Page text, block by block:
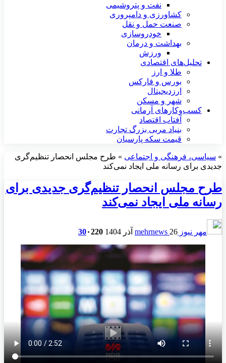
نفت و پتروشیمی
کشاورزی و دامپروری
صنعت حمل و نقل
خودروسازی
بهداشت و درمان
ورزش
تحلیل‌های اقتصادی
طلا و ارز
بورس و فارکس
ارزدیجیتال
شهر و مسکن
کسب‌وکارهای آرمانی
آفتاب اقتصاد
بنیاد مربی بزرگ تجارت
قیمت سکه پارسیان
» سیاسی، فرهنگی و اجتماعی » طرح مجلس انحصار تنظیم‌گری
جدیدی برای رسانه ملی ایجاد نمی‌کند
طرح مجلس انحصار تنظیم‌گری جدیدی برای
رسانه ملی ایجاد نمی‌کند
مهر نیوز mehrnews 26 آذر 1404 30۰220